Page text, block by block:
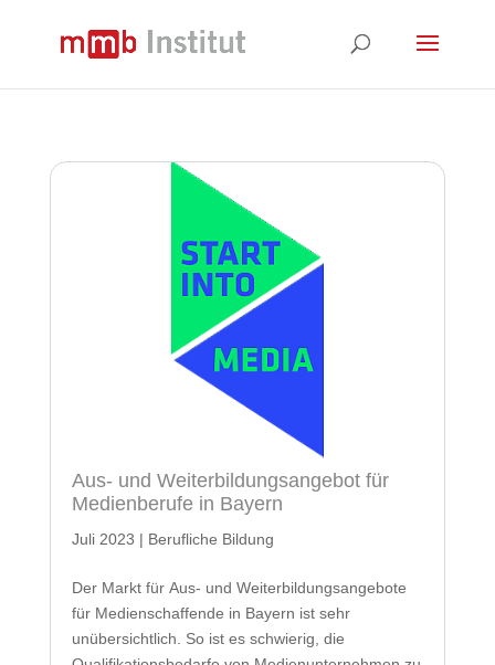
Aus- und Weiterbildungsangebot für
Medienberufe in Bayern
Juli 2023 | Berufliche Bildung
Der Markt für Aus- und Weiterbildungsangebote
für Medienschaffende in Bayern ist sehr
unübersichtlich. So ist es schwierig, die